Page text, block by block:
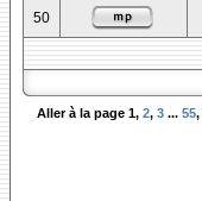
50
Aller à la page 1, 2, 3 ... 55,